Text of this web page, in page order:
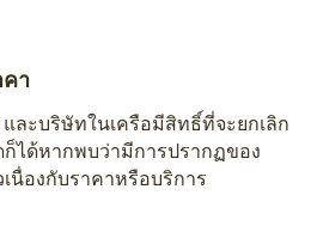
า
ละบริษัทในเครือมีสิทธิ์ที่จะยกเลิก
ได้หากพบว่ามีการปรากฏของ
นื่องกับราคาหรือบริการ